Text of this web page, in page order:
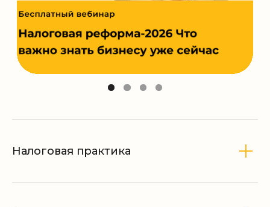
Налоговая практика